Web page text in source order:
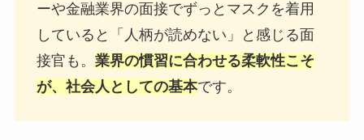
ーや金融業界の面接でずっとマスクを着用
していると「人柄が読めない」と感じる面
接官も。 業界の慣習に合わせる柔軟性こそ
が、社会人としての基本です。